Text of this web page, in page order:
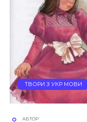
ТВОРИ З УКР МОВИ
АВТОР